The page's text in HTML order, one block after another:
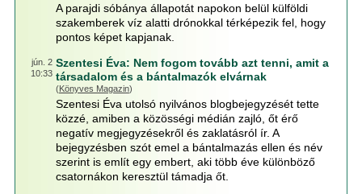
A parajdi sóbánya állapotát napokon belül külföldi
szakemberek víz alatti drónokkal térképezik fel, hogy
pontos képet kapjanak.
jún. 2
10:33
Szentesi Éva: Nem fogom tovább azt tenni, amit a
társadalom és a bántalmazók elvárnak
(Könyves Magazin)
Szentesi Éva utolsó nyilvános blogbejegyzését tette
közzé, amiben a közösségi médián zajló, őt érő
negatív megjegyzésekről és zaklatásról ír. A
bejegyzésben szót emel a bántalmazás ellen és név
szerint is említ egy embert, aki több éve különböző
csatornákon keresztül támadja őt.